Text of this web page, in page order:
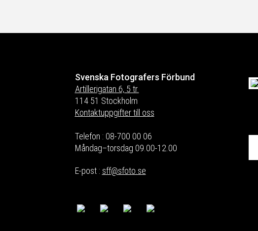
Svenska Fotografers Förbund
Artillerigatan 6, 5 tr.
114 51 Stockholm
Kontaktuppgifter till oss
Telefon : 08-700 00 06
Måndag–torsdag 09.00-12.00
E-post : sff@sfoto.se